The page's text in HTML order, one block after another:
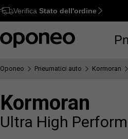
Ctrl M
Verifica Stato dell'ordine
Oponeo Pneumatici auto Kormoran
Kormoran
Ultra High